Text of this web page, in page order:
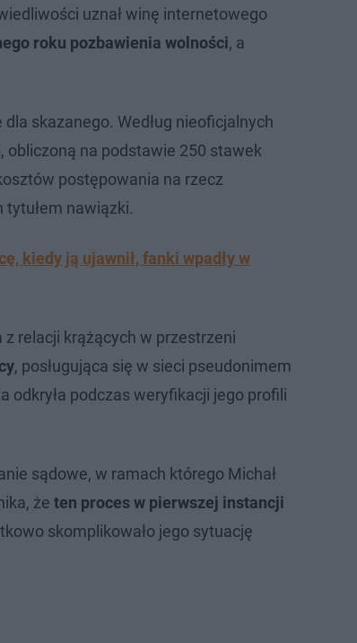
uznał winę internetowego
roku pozbawienia wolności, a
skazanego. Według nieoficjalnych
, obliczoną na podstawie 250 stawek
postępowania na rzecz
tytułem nawiązki.
kiedy ją ujawnił, fanki wpadły w
z relacji krążących w przestrzeni
, posługująca się w sieci pseudonimem
odkryła podczas weryfikacji jego profili
sądowe, w ramach którego Michał
że ten proces w pierwszej instancji
skomplikowało jego sytuację